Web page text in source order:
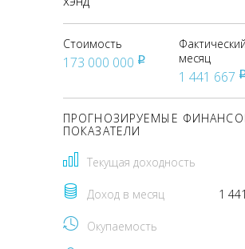
Стоимость
173 000 000 pуб
месяц
1 441 667
ПРОГНОЗИРУЕМЫЕ
ПОКАЗАТЕЛИ
Текущая доходность
Доход в месяц 1
Окупаемость